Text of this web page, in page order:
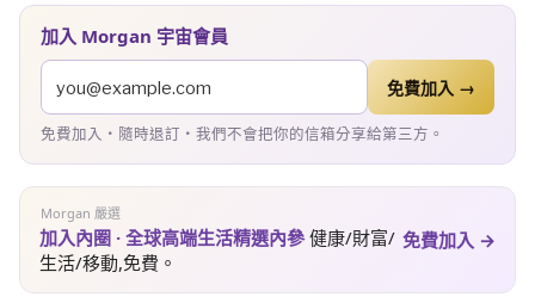
加入 Morgan 宇宙會員
免費加入 →
免費加入・隨時退訂・我們不會把你的信箱分享給第三方。
Morgan 嚴選
加入內圈 · 全球高端生活精選內參健康/財富/
生活/移動,免費。
免費加入 →